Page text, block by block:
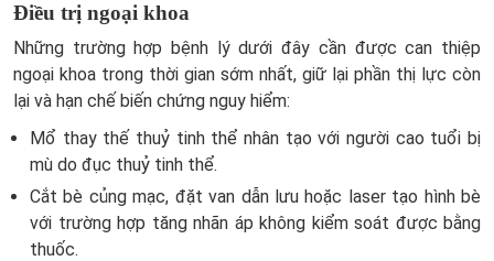
Điều trị ngoại khoa
Những trường hợp bệnh lý dưới đây cần được can thiệp
ngoại khoa trong thời gian sớm nhất, giữ lại phần thị lực còn
lại và hạn chế biến chứng nguy hiểm:
Mổ thay thế thuỷ tinh thể nhân tạo với người cao tuổi bị
mù do đục thuỷ tinh thể.
Cắt bè củng mạc, đặt van dẫn lưu hoặc laser tạo hình bè
với trường hợp tăng nhãn áp không kiểm soát được bằng
thuốc.